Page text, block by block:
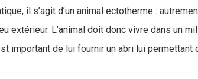
il s’agit d’un animal ectotherme :
extérieur. L’animal doit donc vivre dans un
important de lui fournir un abri lui permettant